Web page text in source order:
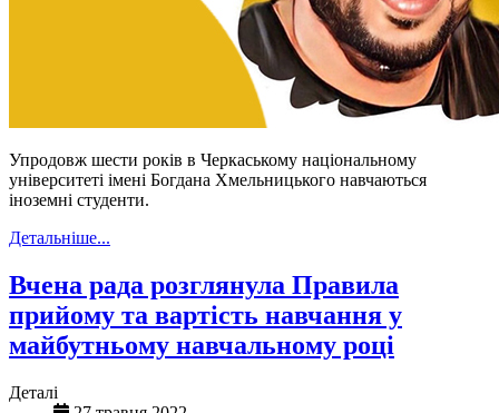
Упродовж шести років в Черкаському національному
університеті імені Богдана Хмельницького навчаються
іноземні студенти.
Детальніше...
Вчена рада розглянула Правила
прийому та вартість навчання у
майбутньому навчальному році
Деталі